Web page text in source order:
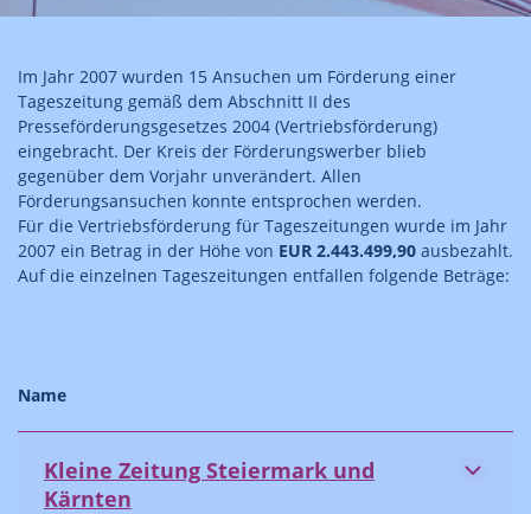
Im Jahr 2007 wurden 15 Ansuchen um Förderung einer
Tageszeitung gemäß dem Abschnitt II des
Presseförderungsgesetzes 2004 (Vertriebsförderung)
eingebracht. Der Kreis der Förderungswerber blieb
gegenüber dem Vorjahr unverändert. Allen
Förderungsansuchen konnte entsprochen werden.
Für die Vertriebsförderung für Tageszeitungen wurde im Jahr
2007 ein Betrag in der Höhe von EUR 2.443.499,90 ausbezahlt.
Auf die einzelnen Tageszeitungen entfallen folgende Beträge:
Name
Kleine Zeitung Steiermark und
Kärnten